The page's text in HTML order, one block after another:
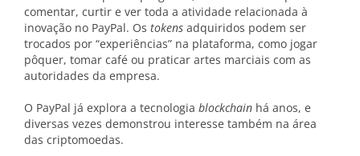
comentar, curtir e ver toda a atividade relacionada à
inovação no PayPal. Os tokens adquiridos podem ser
trocados por “experiências” na plataforma, como jogar
pôquer, tomar café ou praticar artes marciais com as
autoridades da empresa.
O PayPal já explora a tecnologia blockchain há anos, e
diversas vezes demonstrou interesse também na área
das criptomoedas.